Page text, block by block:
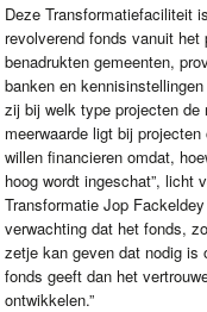
Deze Transformatiefaciliteit
revolverend fonds vanuit
benadrukten gemeenten,
banken en
zij bij welk type projecten de
meerwaarde ligt bij
willen financieren omdat,
hoog wordt ingeschat”, licht
Transformatie Jop
verwachting dat het fonds,
zetje kan geven dat nodig is
fonds geeft dan het
ontwikkelen.”